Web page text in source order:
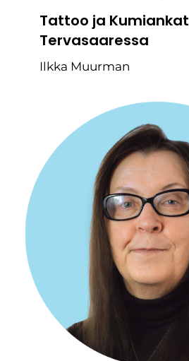
Tattoo ja Kumiankat
Tervasaaressa
Ilkka Muurman